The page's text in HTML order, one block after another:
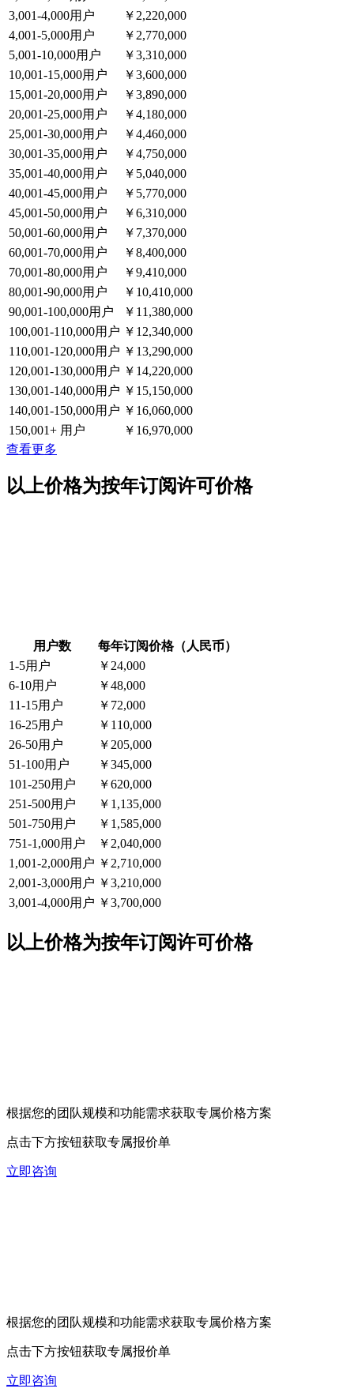
3,001-4,000用户
￥2,220,000
4,001-5,000用户
￥2,770,000
5,001-10,000用户
￥3,310,000
10,001-15,000用户
￥3,600,000
15,001-20,000用户
￥3,890,000
20,001-25,000用户
￥4,180,000
25,001-30,000用户
￥4,460,000
30,001-35,000用户
￥4,750,000
35,001-40,000用户
￥5,040,000
40,001-45,000用户
￥5,770,000
45,001-50,000用户
￥6,310,000
50,001-60,000用户
￥7,370,000
60,001-70,000用户
￥8,400,000
70,001-80,000用户
￥9,410,000
80,001-90,000用户
￥10,410,000
90,001-100,000用户
￥11,380,000
100,001-110,000用户 ￥12,340,000
110,001-120,000用户 ￥13,290,000
120,001-130,000用户 ￥14,220,000
130,001-140,000用户 ￥15,150,000
140,001-150,000用户 ￥16,060,000
150,001+ 用户
￥16,970,000
查看更多
以上价格为按年订阅许可价格
用户数
每年订阅价格（人民币）
1-5用户
￥24,000
6-10用户
￥48,000
11-15用户
￥72,000
16-25用户
￥110,000
26-50用户
￥205,000
51-100用户
￥345,000
101-250用户
￥620,000
251-500用户
￥1,135,000
501-750用户
￥1,585,000
751-1,000用户
￥2,040,000
1,001-2,000用户 ￥2,710,000
2,001-3,000用户 ￥3,210,000
3,001-4,000用户 ￥3,700,000
以上价格为按年订阅许可价格
根据您的团队规模和功能需求获取专属价格方案
点击下方按钮获取专属报价单
立即咨询
根据您的团队规模和功能需求获取专属价格方案
点击下方按钮获取专属报价单
立即咨询